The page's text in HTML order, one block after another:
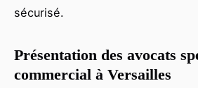
sécurisé.
Présentation des avocats
commercial à Versailles